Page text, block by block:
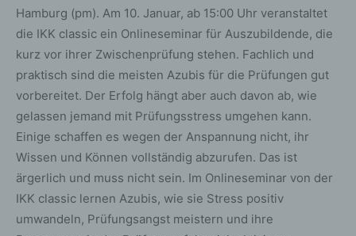
Hamburg (pm). Am 10. Januar, ab 15:00 Uhr veranstaltet
die IKK classic ein Onlineseminar für Auszubildende, die
kurz vor ihrer Zwischenprüfung stehen. Fachlich und
praktisch sind die meisten Azubis für die Prüfungen gut
vorbereitet. Der Erfolg hängt aber auch davon ab, wie
gelassen jemand mit Prüfungsstress umgehen kann.
Einige schaffen es wegen der Anspannung nicht, ihr
Wissen und Können vollständig abzurufen. Das ist
ärgerlich und muss nicht sein. Im Onlineseminar von der
IKK classic lernen Azubis, wie sie Stress positiv
umwandeln, Prüfungsangst meistern und ihre